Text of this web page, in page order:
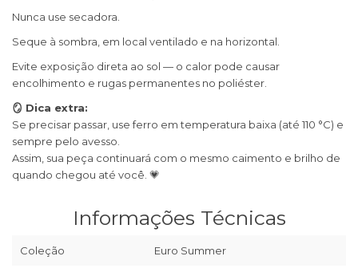
Nunca use secadora.
Seque à sombra, em local ventilado e na horizontal.
Evite exposição direta ao sol — o calor pode causar
encolhimento e rugas permanentes no poliéster.
🪞 Dica extra:
Se precisar passar, use ferro em temperatura baixa (até 110 °C) e
sempre pelo avesso.
Assim, sua peça continuará com o mesmo caimento e brilho de
quando chegou até você. 💗
Informações Técnicas
Coleção Euro Summer